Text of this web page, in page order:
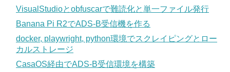
VisualStudioとobfuscarで難読化と単一ファイル発行
Banana Pi R2でADS-B受信機を作る
docker, playwright, python環境でスクレイピングとロー
カルストレージ
CasaOS経由でADS-B受信環境を構築